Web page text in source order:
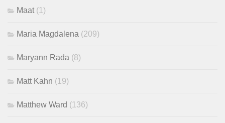
Maat (1)
Maria Magdalena (209)
Maryann Rada (8)
Matt Kahn (19)
Matthew Ward (136)